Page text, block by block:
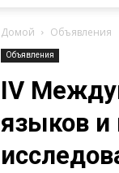
Домой Объявления
Объявления
IV
языков и